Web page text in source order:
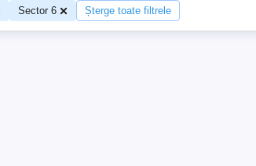
Sector 6 Șterge toate filtrele